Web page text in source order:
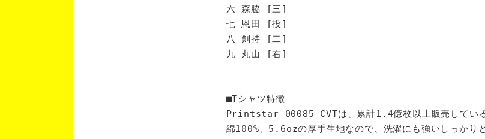
六 森脇 [三]
七 恩田 [投]
八 剣持 [二]
九 丸山 [右]
■Tシャツ特徴
Printstar 00085-CVTは、累計1.4億枚以上販売している
綿100%、5.6ozの厚手生地なので、洗濯にも強いしっかり